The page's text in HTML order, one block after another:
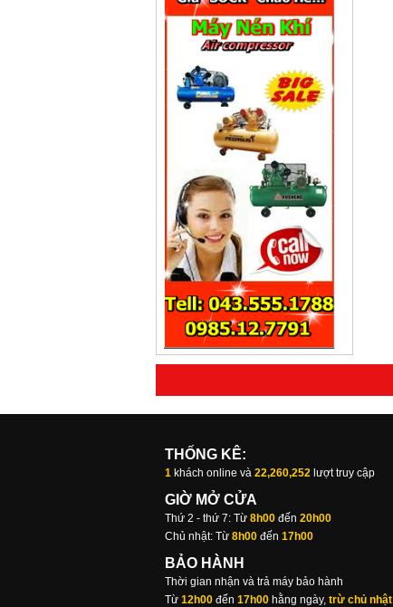
THỐNG KÊ:
1 khách online và 22,260,252 lượt truy cập
GIỜ MỞ CỬA
Thứ 2 - thứ 7: Từ 8h00 đến 20h00
Chủ nhật: Từ 8h00 đến 17h00
BẢO HÀNH
Thời gian nhận và trả máy bảo hành
Từ 12h00 đến 17h00 hằng ngày, trừ chủ nhật